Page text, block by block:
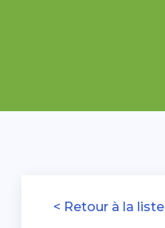
< Retour à la liste